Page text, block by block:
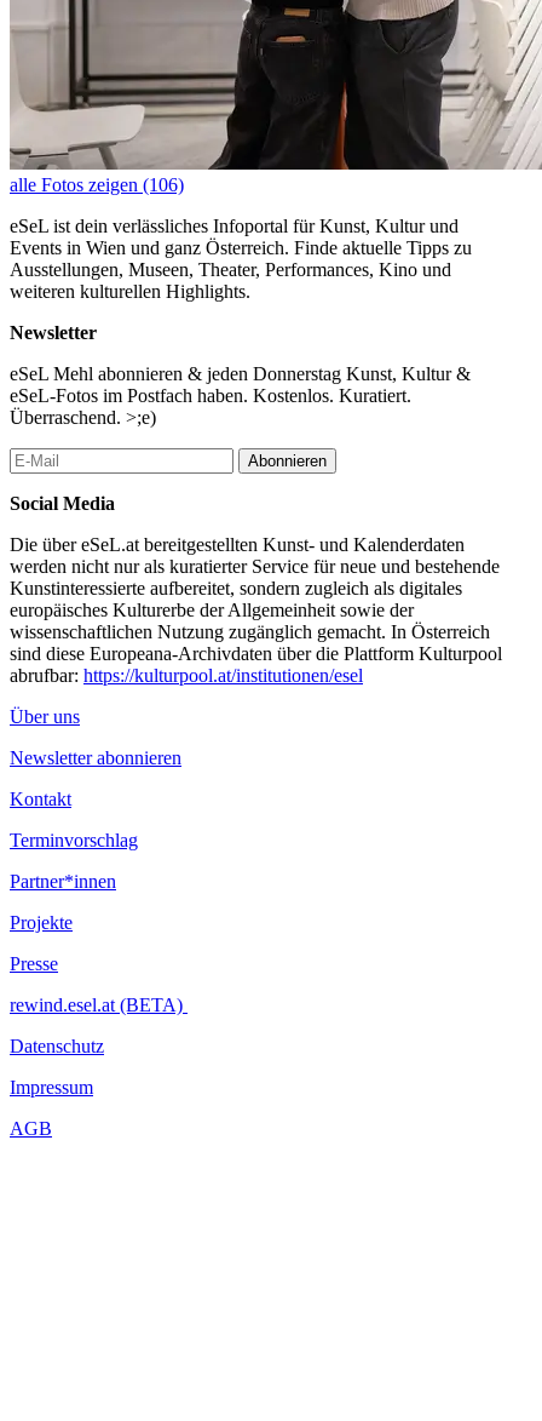
alle Fotos zeigen (106)
eSeL ist dein verlässliches Infoportal für Kunst, Kultur und
Events in Wien und ganz Österreich. Finde aktuelle Tipps zu
Ausstellungen, Museen, Theater, Performances, Kino und
weiteren kulturellen Highlights.
Newsletter
eSeL Mehl abonnieren & jeden Donnerstag Kunst, Kultur &
eSeL-Fotos im Postfach haben. Kostenlos. Kuratiert.
Überraschend. >;e)
Abonnieren
Social Media
Die über eSeL.at bereitgestellten Kunst- und Kalenderdaten
werden nicht nur als kuratierter Service für neue und bestehende
Kunstinteressierte aufbereitet, sondern zugleich als digitales
europäisches Kulturerbe der Allgemeinheit sowie der
wissenschaftlichen Nutzung zugänglich gemacht. In Österreich
sind diese Europeana-Archivdaten über die Plattform Kulturpool
abrufbar: https://kulturpool.at/institutionen/esel
Über uns
Newsletter abonnieren
Kontakt
Terminvorschlag
Partner*innen
Projekte
Presse
rewind.esel.at (BETA)
Datenschutz
Impressum
AGB